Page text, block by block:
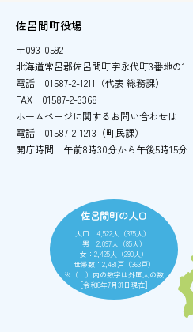
佐呂間町役場
〒093-0592
北海道常呂郡佐呂間町字永代町3番地の1
電話
01587-2-1211（代表 総務課）
FAX
01587-2-3368
ホームページに関するお問い合わせは
電話
01587-2-1213（町民課）
開庁時間
午前8時30分から午後5時15分
佐呂間町の人口
人口：4,522人（375人）
男：2,097人（85人）
女：2,425人（290人）
世帯数：2,481戸（363戸）
※（ ）内の数字は外国人の数
［令和8年7月31日現在］